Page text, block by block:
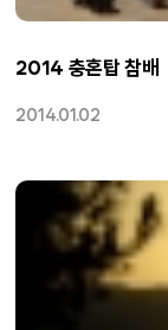
2014 충혼탑 참배
2014.01.02